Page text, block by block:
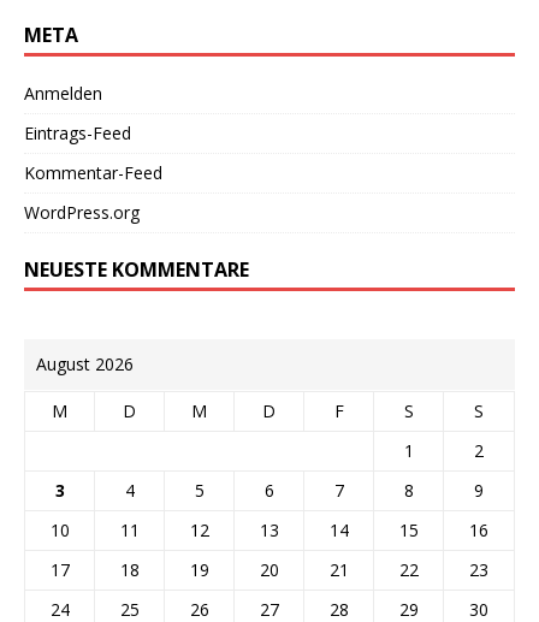
META
Anmelden
Eintrags-Feed
Kommentar-Feed
WordPress.org
NEUESTE KOMMENTARE
August 2026
M D M D F S
S
1
2
3
4 5 6 7 8
9
10
11 12 13 14 15
16
17
18 19 20 21 22
23
24
25 26 27 28 29
30